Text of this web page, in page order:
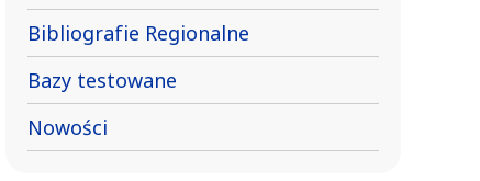
Bibliografie Regionalne
Bazy testowane
Nowości